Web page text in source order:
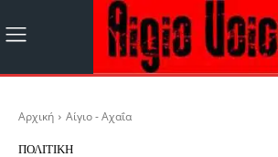
Αρχική Αίγιο - Αχαΐα
ΠΟΛΙΤΙΚΉ